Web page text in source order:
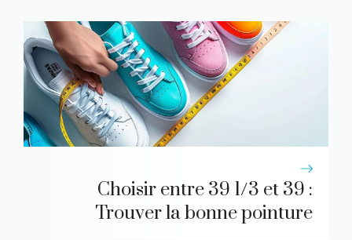
Choisir entre 39 1/3 et 39 :
Trouver la bonne pointure